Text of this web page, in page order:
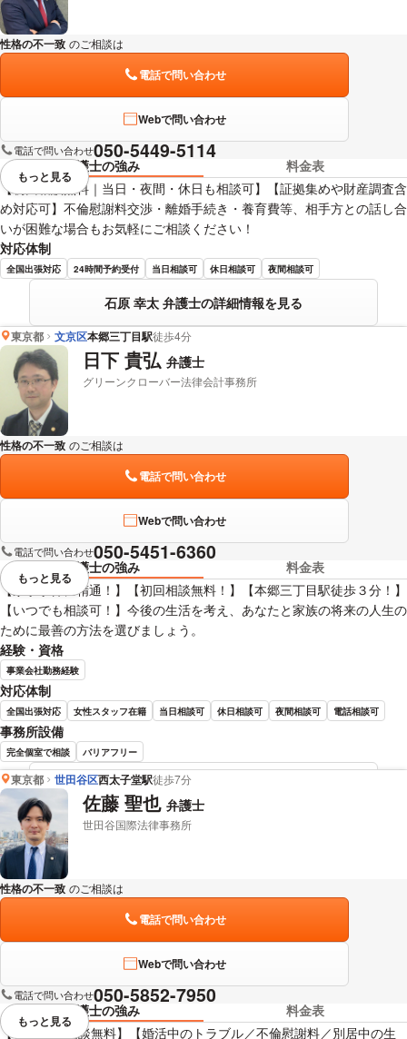
性格の不一致 のご相談は
電話で問い合わせ
Webで問い合わせ
電話で問い合わせ050-5449-5114
弁護士の強み
料金表
【初回相談無料｜当日・夜間・休日も相談可】【証拠集めや財産調査含
め対応可】不倫慰謝料交渉・離婚手続き・養育費等、相手方との話し合
いが困難な場合もお気軽にご相談ください！
対応体制
全国出張対応 24時間予約受付 当日相談可 休日相談可 夜間相談可
石原 幸太 弁護士の詳細情報を見る
視覚的に省略されている要素を
もっと見る
東京都 文京区本郷三丁目駅徒歩4分
日下 貴弘 弁護士
グリーンクローバー法律会計事務所
性格の不一致 のご相談は
電話で問い合わせ
Webで問い合わせ
電話で問い合わせ050-5451-6360
弁護士の強み
料金表
【家事事件に精通！】【初回相談無料！】【本郷三丁目駅徒歩３分！】
【いつでも相談可！】今後の生活を考え、あなたと家族の将来の人生の
ために最善の方法を選びましょう。
経験・資格
事業会社勤務経験
対応体制
全国出張対応 女性スタッフ在籍 当日相談可 休日相談可 夜間相談可 電話相談可
事務所設備
完全個室で相談 バリアフリー
日下 貴弘 弁護士の詳細情報を見る
視覚的に省略されている要素を
もっと見る
東京都 世田谷区西太子堂駅徒歩7分
佐藤 聖也 弁護士
世田谷国際法律事務所
性格の不一致 のご相談は
電話で問い合わせ
Webで問い合わせ
電話で問い合わせ050-5852-7950
弁護士の強み
料金表
【初回30分相談無料】【婚活中のトラブル／不倫慰謝料／別居中の生
視覚的に省略されている要素を
もっと見る